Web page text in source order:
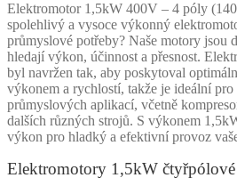
Elektromotor 1,5kW 400V – 4 póly
spolehlivý a vysoce výkonný
průmyslové potřeby? Naše motory jsou
hledají výkon, účinnost a přesnost.
byl navržen tak, aby poskytoval
výkonem a rychlostí, takže je ideální
průmyslových aplikací, včetně
dalších různých strojů. S výkonem
výkon pro hladký a efektivní provoz
Elektromotory 1,5kW čtyřpólové